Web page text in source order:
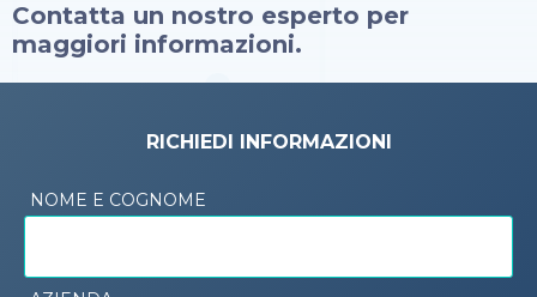
Contatta un nostro esperto per
maggiori informazioni.
RICHIEDI INFORMAZIONI
NOME E COGNOME